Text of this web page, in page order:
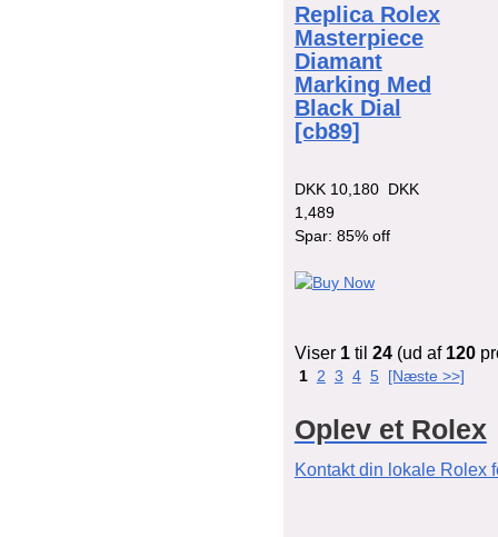
Replica Rolex
Masterpiece
Diamant
Marking Med
Black Dial
[cb89]
DKK 10,180 DKK
1,489
Spar: 85% off
Viser 1til 24(ud af 120
1 2 3 4 5 [Næste >>]
Oplev et Rolex
Kontakt din lokale Rolex